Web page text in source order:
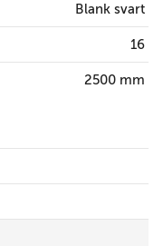
Blank svart
16
2500 mm